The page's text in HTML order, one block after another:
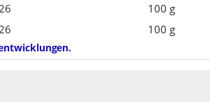
100 g
100 g